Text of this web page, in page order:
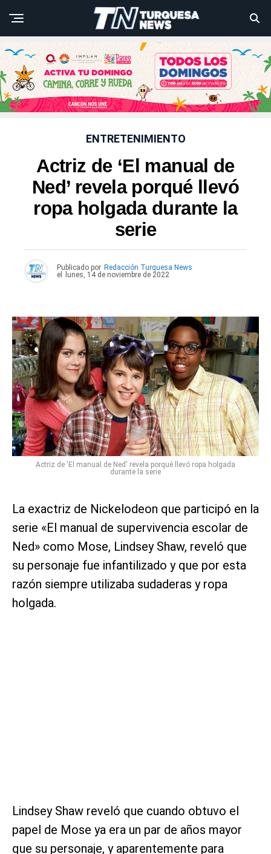
ENTRETENIMIENTO
Actriz de ‘El manual de
Ned’ revela porqué llevó
ropa holgada durante la
serie
Publicado por Redacción Turquesa News
el
lunes, 14 de noviembre de 2022
Actriz de 'El manual de Ned' revela porqué llevó ropa holgada
durante la serie
La exactriz de Nickelodeon que participó en la
serie «El manual de supervivencia escolar de
Ned» como Mose, Lindsey Shaw, reveló que
su personaje fue infantilizado y que por esta
razón siempre utilizaba sudaderas y ropa
holgada.
Lindsey Shaw reveló que cuando obtuvo el
papel de Mose ya era un par de años mayor
que su personaje, y aparentemente para